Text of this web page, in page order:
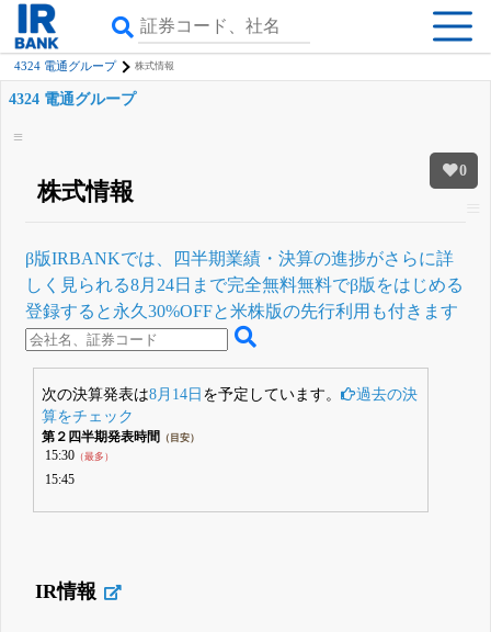
4324 電通グループ 株式情報
0
4324 電通グループ
株式情報
β版IRBANKでは、 四半期業績・決算の進捗がさらに詳
しく見られる8月24日まで完全無料無料でβ版をはじめる
登録すると永久30%OFFと米株版の先行利用も付きます
次の決算発表は8月14日 を予定しています。
過去の決
算をチェック
第２四半期発表時間 （目安）
15:30（最多）
15:45
IR情報